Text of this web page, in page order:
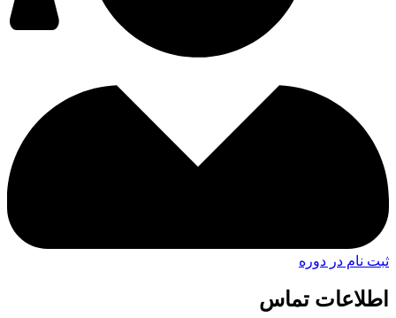
ثبت نام در دوره
اطلاعات تماس